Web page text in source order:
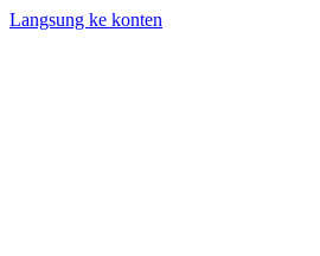
Langsung ke konten